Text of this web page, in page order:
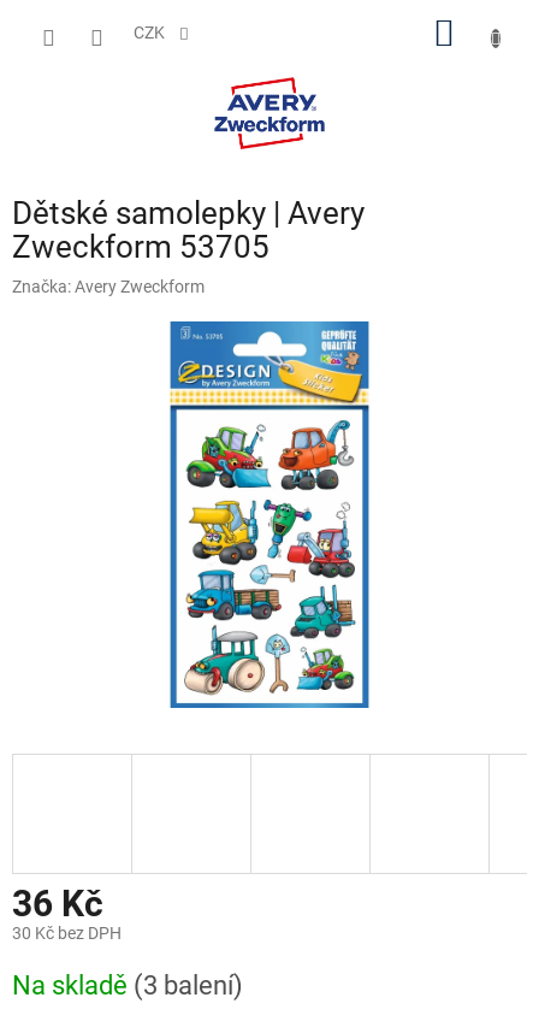
CZK
Dětské samolepky | Avery
Zweckform 53705
Značka:Avery Zweckform
36 Kč
30 Kč bez DPH
cena:
Na skladě (3 balení)